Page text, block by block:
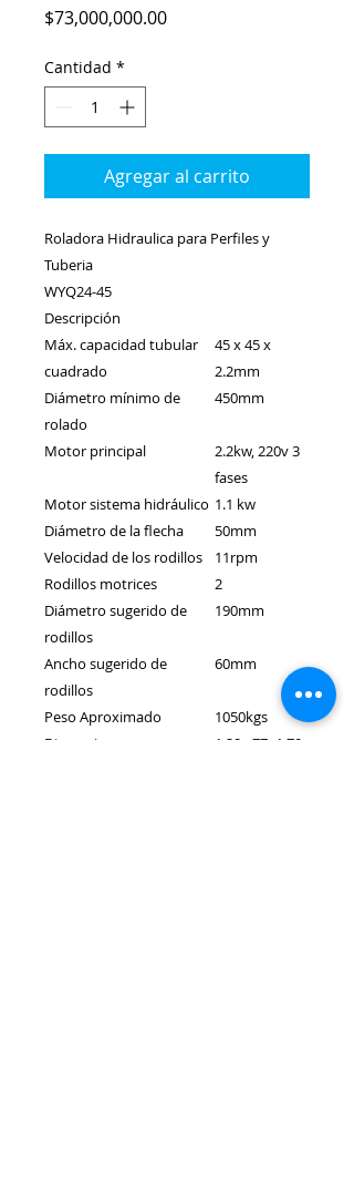
$73,000,000.00Precio
Cantidad *
Agregar al carrito
Roladora Hidraulica para Perfiles y
Tuberia
WYQ24-45
Descripción
Máx. capacidad tubular
cuadrado
45 x 45 x
2.2mm
Diámetro mínimo de
rolado
450mm
Motor principal
2.2kw, 220v 3
fases
Motor sistema hidráulico 1.1 kw
Diámetro de la flecha
50mm
Velocidad de los rodillos
11rpm
Rodillos motrices
2
Diámetro sugerido de
rodillos
190mm
Ancho sugerido de
rodillos
60mm
Peso Aproximado
1050kgs
Dimensiones
1.20x.77×1.70